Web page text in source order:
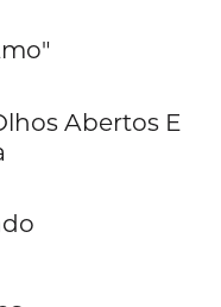
Abertos E